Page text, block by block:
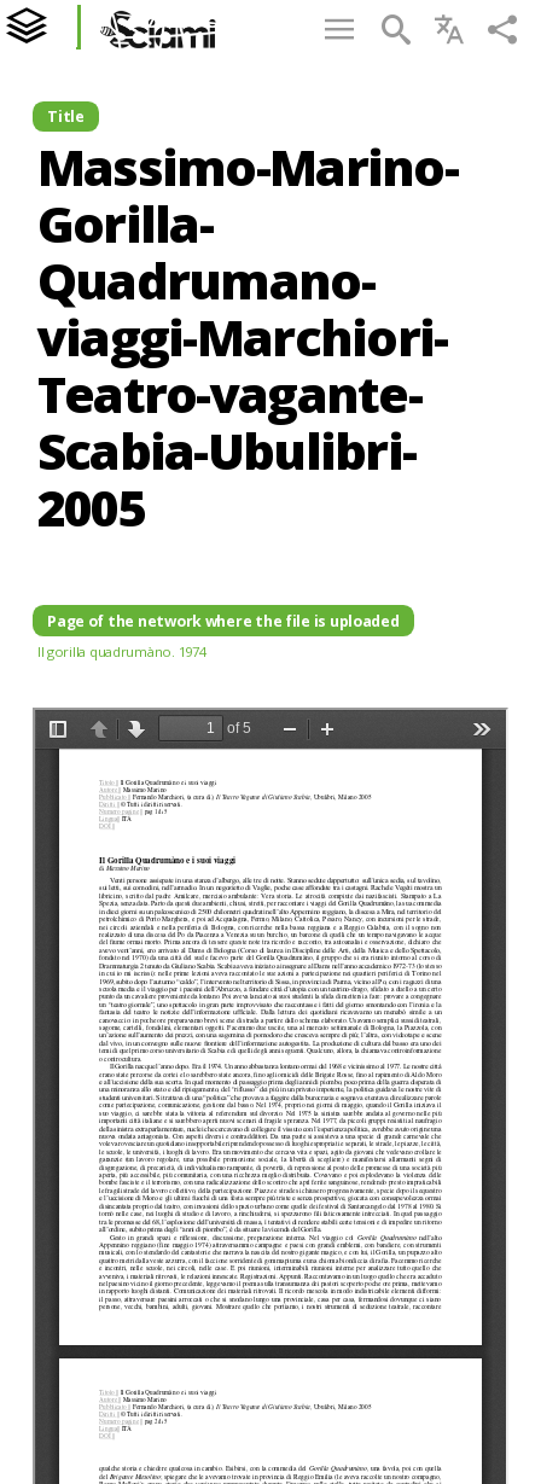
Title
Massimo-Marino-
Gorilla-
Quadrumano-
viaggi-Marchiori-
Teatro-vagante-
Scabia-Ubulibri-
2005
Page of the network where the file is uploaded
Il gorilla quadrumàno. 1974